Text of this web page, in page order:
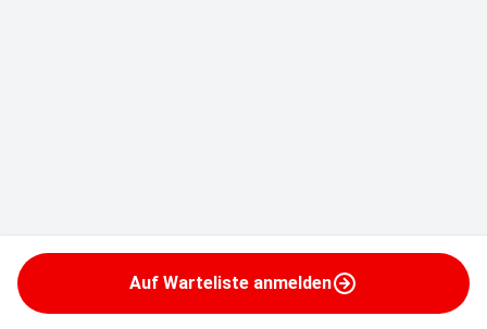
Auf Warteliste anmelden